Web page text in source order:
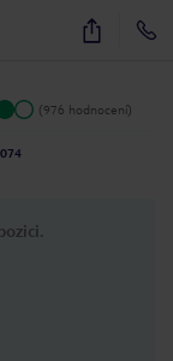
30
(976 hodnocení)